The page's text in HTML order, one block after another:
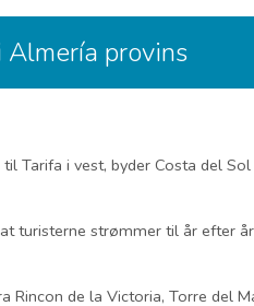
provins
Tarifa i vest, byder Costa del
turisterne strømmer til år efter
de la Victoria, Torre del